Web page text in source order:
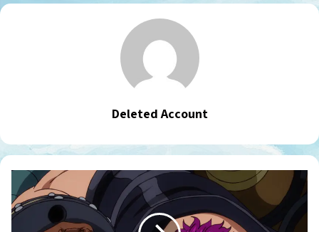
Deleted Account
וואן
פיס